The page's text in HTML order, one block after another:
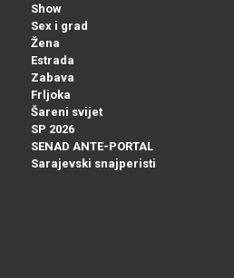
Show
Sex i grad
Žena
Estrada
Zabava
Frljoka
Šareni svijet
SP 2026
SENAD ANTE-PORTAL
Sarajevski snajperisti